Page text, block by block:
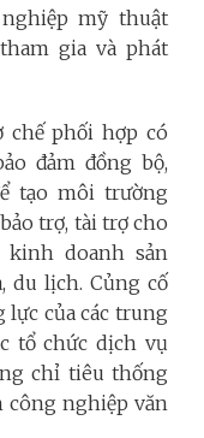
mỹ thuật
gia và phát
chế phối hợp có
đảm đồng bộ,
tạo môi trường
trợ, tài trợ cho
kinh doanh sản
du lịch. Củng cố
lực của các trung
tổ chức dịch vụ
chỉ tiêu thống
công nghiệp văn